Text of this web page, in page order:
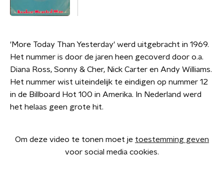
'More Today Than Yesterday' werd uitgebracht in 1969.
Het nummer is door de jaren heen gecoverd door o.a.
Diana Ross, Sonny & Cher, Nick Carter en Andy Williams.
Het nummer wist uiteindelijk te eindigen op nummer 12
in de Billboard Hot 100 in Amerika. In Nederland werd
het helaas geen grote hit.
Om deze video te tonen moet je toestemming geven
voor social media cookies.